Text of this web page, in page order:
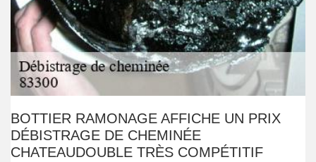
BOTTIER RAMONAGE AFFICHE UN PRIX
DÉBISTRAGE DE CHEMINÉE
CHATEAUDOUBLE TRÈS COMPÉTITIF